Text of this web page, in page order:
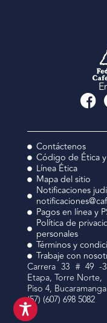
Contáctenos
Código de Ética
Línea Ética
Mapa del sitio
Notificaciones
Pagos en línea y
Política de
personales
Términos y
Trabaje con
Carrera 33 # 49 -
Etapa, Torre Norte,
Piso 4,
(57) (607) 698 5082